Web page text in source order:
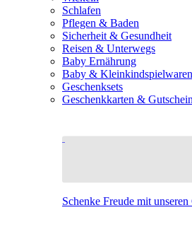
Schlafen
Pflegen & Baden
Sicherheit & Gesundheit
Reisen & Unterwegs
Baby Ernährung
Baby & Kleinkindspielwaren
Geschenksets
Geschenkkarten &
Schenke Freude mit unseren